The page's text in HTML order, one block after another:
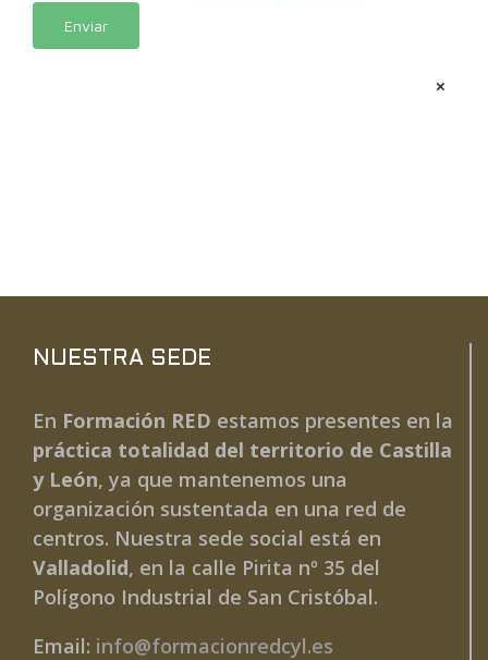
×
NUESTRA SEDE
En Formación RED estamos presentes en la
práctica totalidad del territorio de Castilla
y León, ya que mantenemos una
organización sustentada en una red de
centros. Nuestra sede social está en
Valladolid, en la calle Pirita nº 35 del
Polígono Industrial de San Cristóbal.
Email: info@formacionredcyl.es